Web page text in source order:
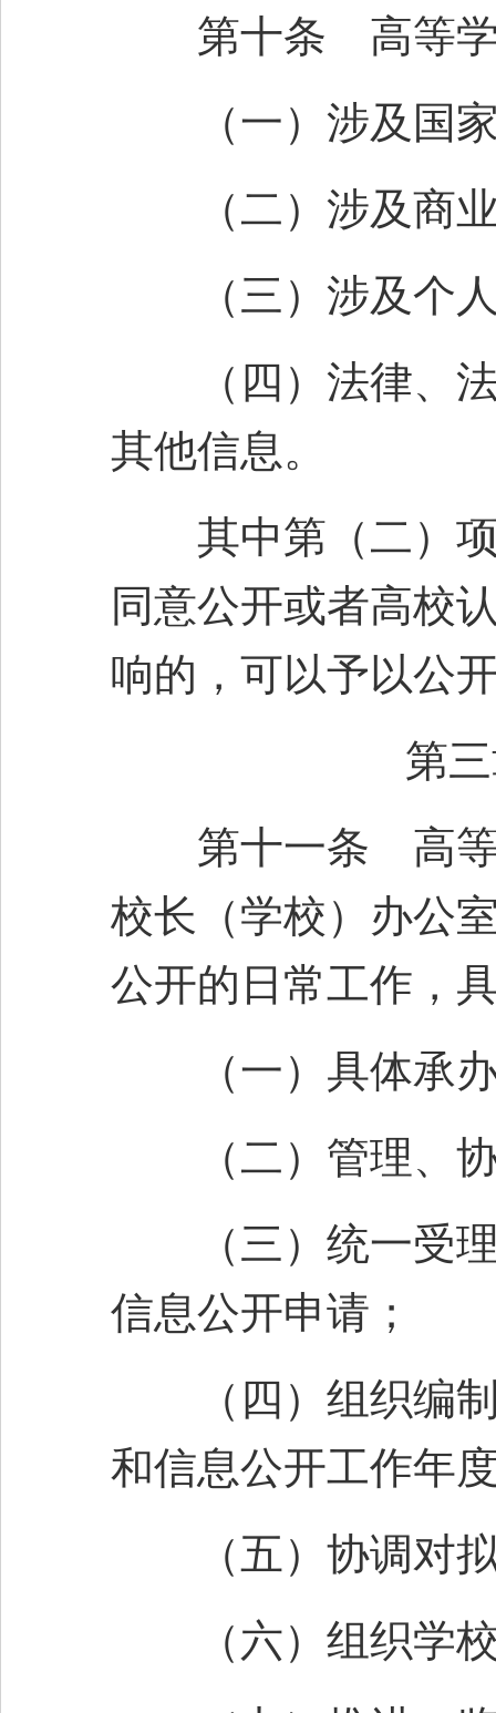
第十条 高等学
（一）涉及国家
（二）涉及商业
（三）涉及个人
（四）法律、法
其他信息。
其中第（二）项
同意公开或者高校
响的，可以予以公
第
第十一条 高等
校长（学校）办公
公开的日常工作，
（一）具体承办
（二）管理、协
（三）统一受理
信息公开申请；
（四）组织编制
和信息公开工作年
（五）协调对拟
（六）组织学校